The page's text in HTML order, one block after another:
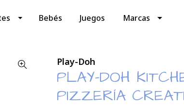
Bebés Juegos Marcas
Play-Doh
PLAY-DOH
PIZZERÍA